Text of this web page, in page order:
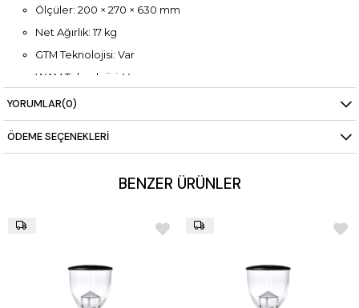
Ölçüler: 200 × 270 × 630 mm
Net Ağırlık: 17 kg
GTM Teknolojisi: Var
WAM Teknolojisi: Var
Steady Lock Sistemi: Var
Sessiz Çalışma: Var
YORUMLAR(0)
ÖDEME SEÇENEKLERI
BENZER ÜRÜNLER